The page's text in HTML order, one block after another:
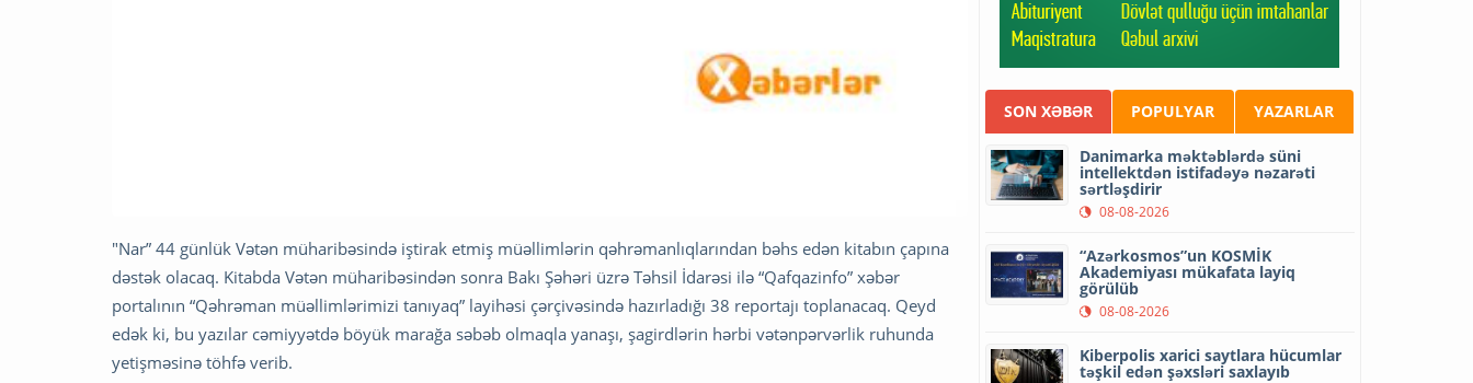
"Nar” 44 günlük Vətən müharibəsində iştirak etmiş müəllimlərin qəhrəmanlıqlarından bəhs edən kitabın çapına
dəstək olacaq. Kitabda Vətən müharibəsindən sonra Bakı Şəhəri üzrə Təhsil İdarəsi ilə “Qafqazinfo” xəbər
portalının “Qəhrəman müəllimlərimizi tanıyaq” layihəsi çərçivəsində hazırladığı 38 reportajı toplanacaq. Qeyd
edək ki, bu yazılar cəmiyyətdə böyük marağa səbəb olmaqla yanaşı, şagirdlərin hərbi vətənpərvərlik ruhunda
yetişməsinə töhfə verib.
SON XƏBƏR POPULYAR YAZARLAR
Danimarka məktəblərdə süni
intellektdən istifadəyə nəzarəti
sərtləşdirir
08-08-2026
“Azərkosmos”un KOSMİK
Akademiyası mükafata layiq
görülüb
08-08-2026
Kiberpolis xarici saytlara hücumlar
təşkil edən şəxsləri saxlayıb